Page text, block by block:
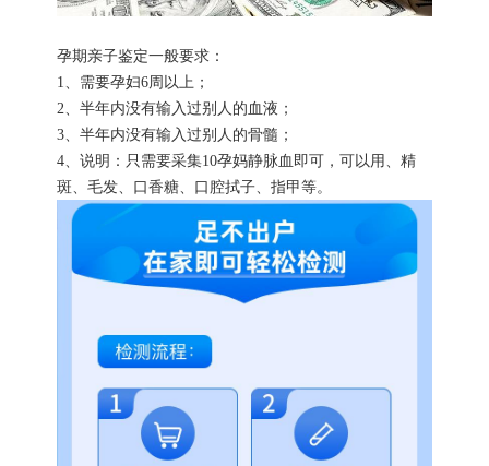
孕期亲子鉴定一般要求：
1、需要孕妇6周以上；
2、半年内没有输入过别人的血液；
3、半年内没有输入过别人的骨髓；
4、说明：只需要采集10孕妈静脉血即可，可以用、精
斑、毛发、口香糖、口腔拭子、指甲等。